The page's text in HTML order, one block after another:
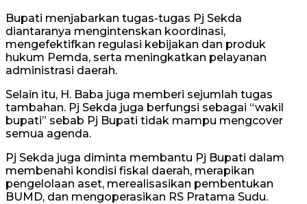
Bupati menjabarkan tugas-tugas Pj Sekda
diantaranya mengintenskan koordinasi,
mengefektifkan regulasi kebijakan dan produk
hukum Pemda, serta meningkatkan pelayanan
administrasi daerah.
Selain itu, H. Baba juga memberi sejumlah tugas
tambahan. Pj Sekda juga berfungsi sebagai “wakil
bupati” sebab Pj Bupati tidak mampu mengcover
semua agenda.
Pj Sekda juga diminta membantu Pj Bupati dalam
membenahi kondisi fiskal daerah, merapikan
pengelolaan aset, merealisasikan pembentukan
BUMD, dan mengoperasikan RS Pratama Sudu.